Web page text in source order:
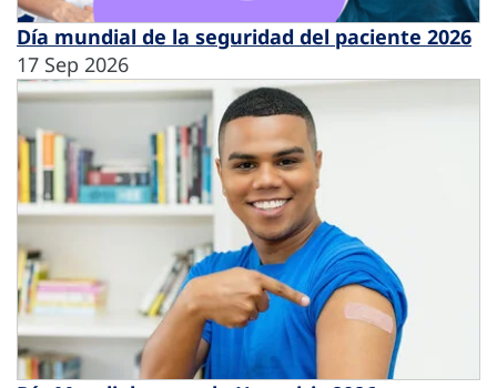
Día mundial de la seguridad del paciente 2026
17 Sep 2026